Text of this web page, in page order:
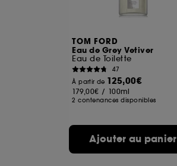
TOM FORD
Eau de Grey Vetiver
Eau de Toilette
47
À partir de 125,00€
179,00€ / 100ml
2 contenances disponibles
Ajouter au panier